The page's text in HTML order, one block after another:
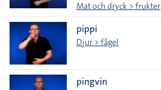
Mat och dryck > frukter
pippi
Djur > fågel
pingvin